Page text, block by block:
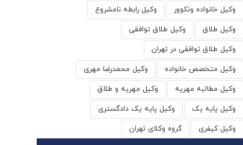
وکیل خانواده ونکوور وکیل رابطه نامشروع
وکیل طلاق وکیل طلاق توافقی
وکیل طلاق توافقی در تهران
وکیل متخصص خانواده وکیل محمدرضا مهری
وکیل مطالبه مهریه وکیل مهریه و طلاق
وکیل پایه یک وکیل پایه یک دادگستری
وکیل کیفری گروه وکلای تهران